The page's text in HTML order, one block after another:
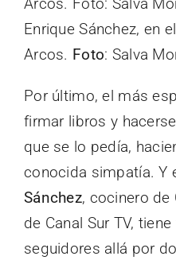
Enrique Sánchez, en
Arcos. Foto: Salva
Por último, el más
firmar libros y
que se lo pedía,
conocida simpatía. Y
Sánchez, cocinero de
de Canal Sur TV,
seguidores allá por